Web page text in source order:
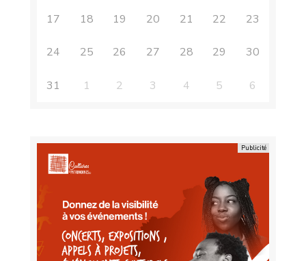
17 18 19 20 21 22 23
24 25 26 27 28 29 30
31 1 2 3 4 5 6